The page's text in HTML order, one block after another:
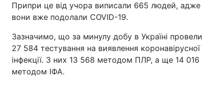
Припри це від учора виписали 665 людей, адже
вони вже подолали COVID-19.
Зазначимо, що за минулу добу в Україні провели
27 584 тестування на виявлення коронавірусної
інфекції. З них 13 568 методом ПЛР, а ще 14 016
методом ІФА.